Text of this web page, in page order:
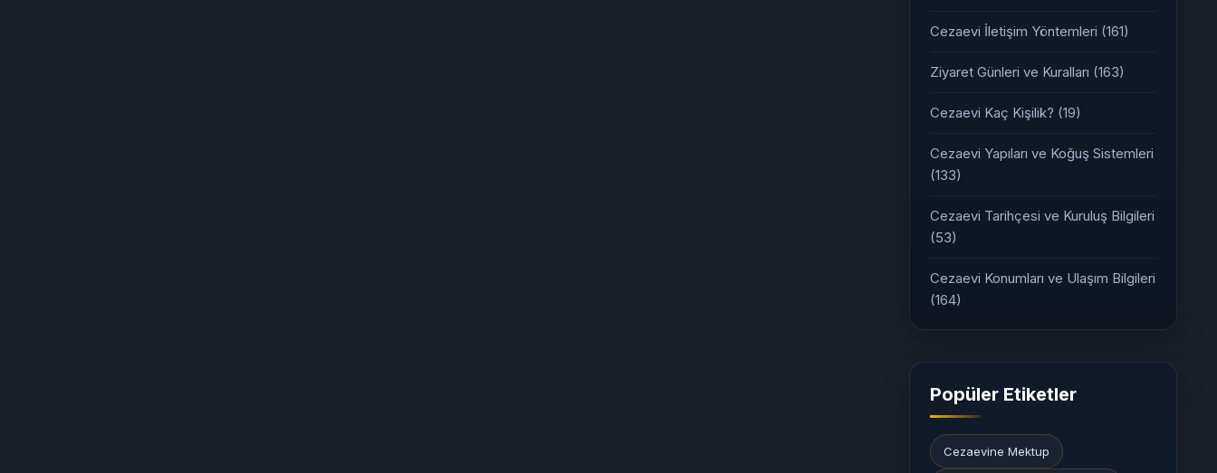
Cezaevi İletişim Yöntemleri (161)
Ziyaret Günleri ve Kuralları (163)
Cezaevi Kaç Kişilik? (19)
Cezaevi Yapıları ve Koğuş Sistemleri
(133)
Cezaevi Tarihçesi ve Kuruluş Bilgileri
(53)
Cezaevi Konumları ve Ulaşım Bilgileri
(164)
Popüler Etiketler
Cezaevine Mektup